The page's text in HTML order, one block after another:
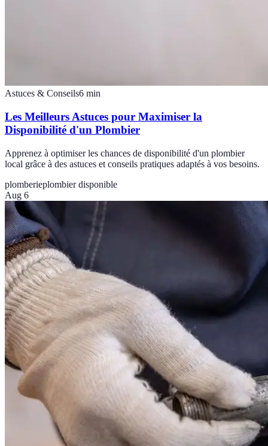
Astuces & Conseils6 min
Les Meilleurs Astuces pour Maximiser la
Disponibilité d'un Plombier
Apprenez à optimiser les chances de disponibilité d'un plombier
local grâce à des astuces et conseils pratiques adaptés à vos besoins.
plomberieplombier disponible
Aug 6